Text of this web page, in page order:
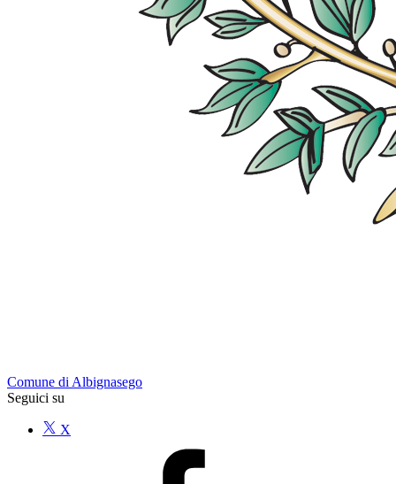
Comune di Albignasego
Seguici su
X